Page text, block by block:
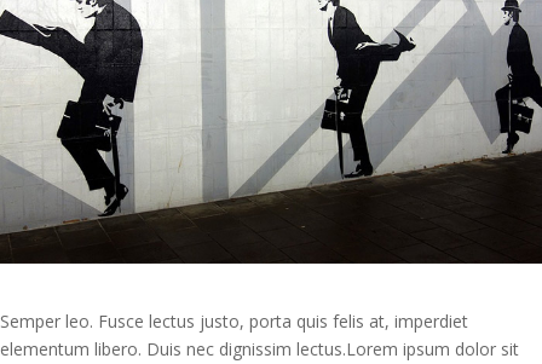
Semper leo. Fusce lectus justo, porta quis felis at, imperdiet
elementum libero. Duis nec dignissim lectus.Lorem ipsum dolor sit